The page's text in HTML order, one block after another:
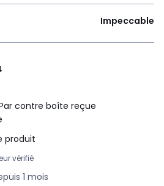
Impeccable
contre boîte reçue
produit
vérifié
1 mois